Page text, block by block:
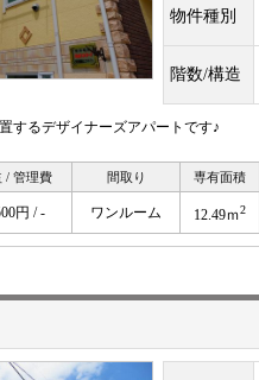
物件種別
階数/構造
するデザイナーズアパートです♪
/ 管理費 間取り 専有面積
円 / - ワンルーム 12.49ｍ2